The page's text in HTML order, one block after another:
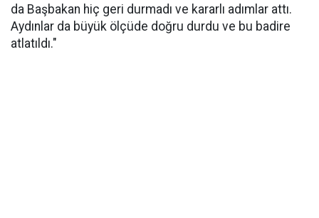
da Başbakan hiç geri durmadı ve kararlı adımlar attı.
Aydınlar da büyük ölçüde doğru durdu ve bu badire
atlatıldı."